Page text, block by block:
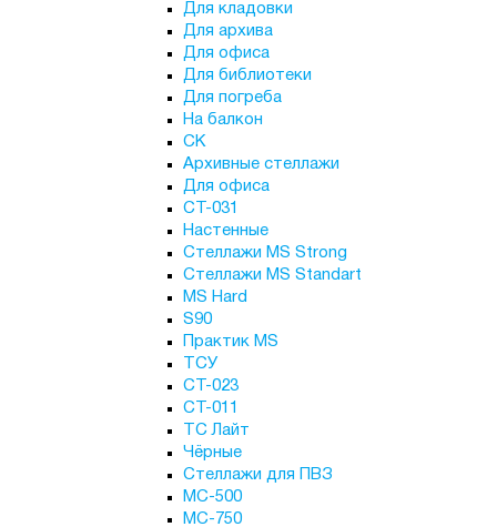
Для кладовки
Для архива
Для офиса
Для библиотеки
Для погреба
На балкон
СК
Архивные стеллажи
Для офиса
СТ-031
Настенные
Стеллажи MS Strong
Стеллажи MS Standart
MS Hard
S90
Практик MS
ТСУ
СТ-023
СТ-011
ТС Лайт
Чёрные
Стеллажи для ПВЗ
МС-500
МС-750